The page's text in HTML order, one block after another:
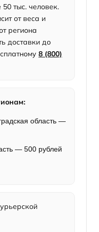
тыс. человек.
от веса и
региона
доставки до
8 (800)
область —
— 500 рублей